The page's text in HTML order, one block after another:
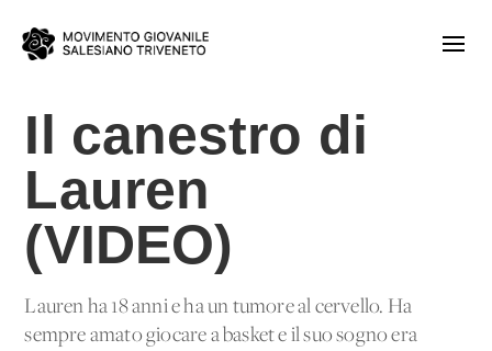
Il canestro di
Lauren
(VIDEO)
Lauren ha 18 anni e ha un tumore al cervello. Ha
sempre amato giocare a basket e il suo sogno era